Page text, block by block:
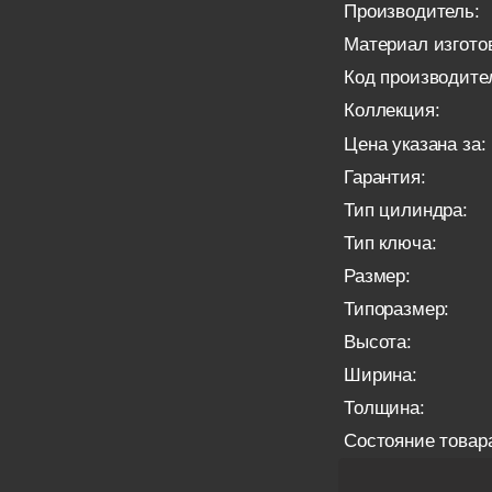
Производитель:
Материал
Код
Коллекция:
Цена указана за:
Гарантия:
Тип цилиндра:
Тип ключа:
Размер:
Типоразмер:
Высота:
Ширина:
Толщина:
Состояние